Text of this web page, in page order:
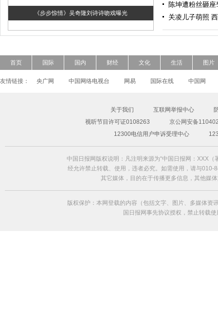
《步步惊情》吴奇隆刘诗诗吻戏曝光
超模Freja Beha演绎2014春夏形象大片
陈坤遭粉丝砸
关凌儿子萌照
首页 国际 国内 财经 文化 生活 图片
友情链接： 央广网 中国网络电视台 网易 国际在线 中国网
关于我们 互联网举报中心
视听节目许可证0108263
京公网安备
12300电信用户申诉受理中心
中国日报网版权说明：凡注明来源为“中国日报网：XXX
经允许禁止转载、使用，违者必究。如需使用，请与010-
其它媒体，目的在于传播更多信息，其他媒
版权保护：本网登载的内容（包括文字、图片、多媒体
国日报网事先协议授权，禁止转载